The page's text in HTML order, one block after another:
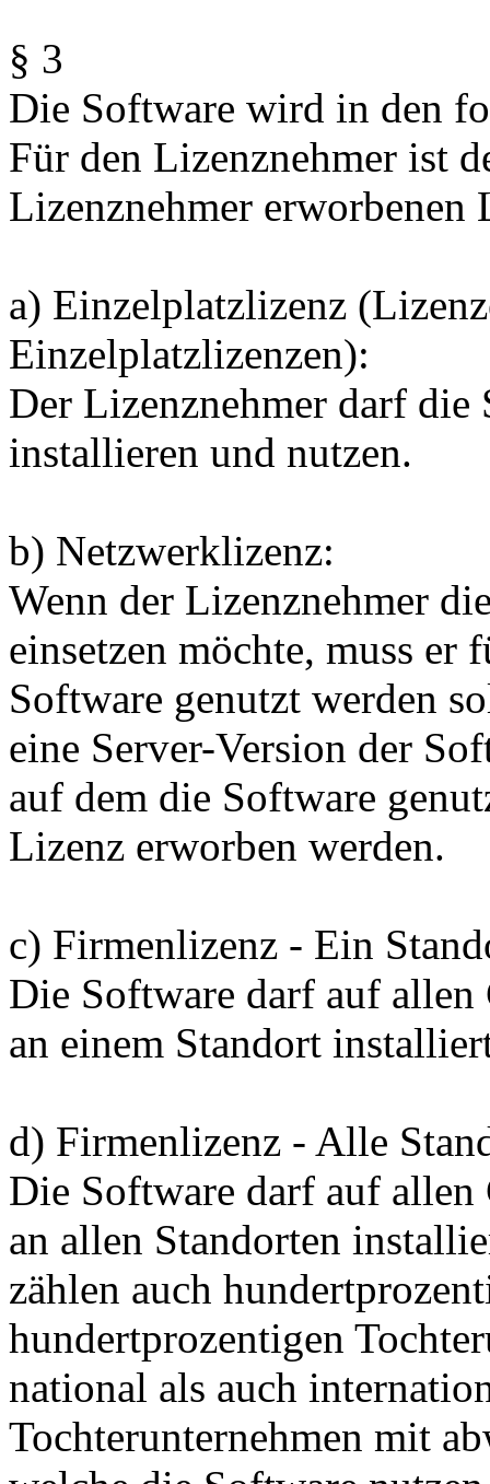
§ 3
Die Software wird in den
Für den Lizenznehmer ist
Lizenznehmer erworbenen
a) Einzelplatzlizenz
Einzelplatzlizenzen):
Der Lizenznehmer darf die
installieren und nutzen.
b) Netzwerklizenz:
Wenn der Lizenznehmer
einsetzen möchte, muss er
Software genutzt werden
eine Server-Version der
auf dem die Software
Lizenz erworben werden.
c) Firmenlizenz - Ein
Die Software darf auf allen
an einem Standort
d) Firmenlizenz - Alle
Die Software darf auf allen
an allen Standorten
zählen auch
hundertprozentigen
national als auch
Tochterunternehmen mit